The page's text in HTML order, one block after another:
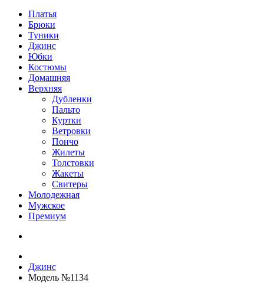
Платья
Брюки
Туники
Джинс
Юбки
Костюмы
Домашняя
Верхняя
Дубленки
Пальто
Куртки
Ветровки
Пончо
Жилеты
Толстовки
Жакеты
Свитеры
Молодежная
Мужское
Премиум
Джинс
Модель №1134